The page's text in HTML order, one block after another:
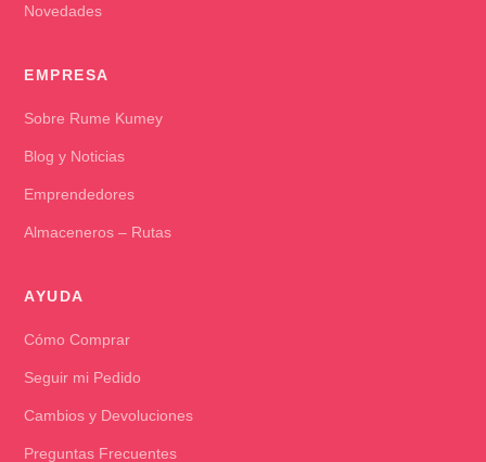
Novedades
EMPRESA
Sobre Rume Kumey
Blog y Noticias
Emprendedores
Almaceneros – Rutas
AYUDA
Cómo Comprar
Seguir mi Pedido
Cambios y Devoluciones
Preguntas Frecuentes